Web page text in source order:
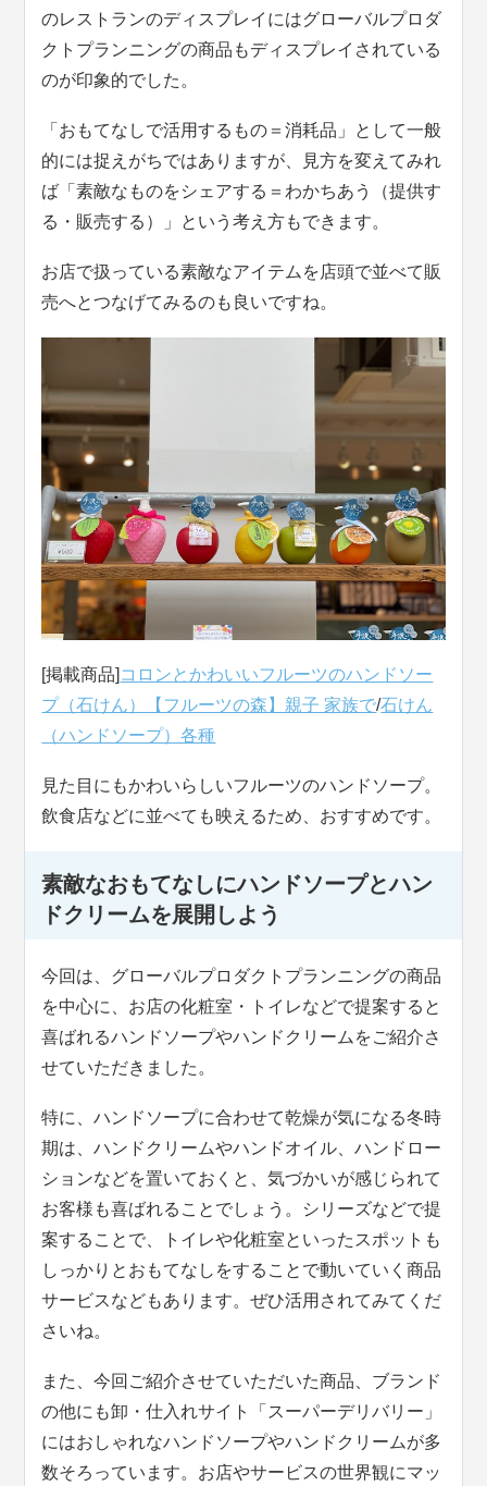
のレストランのディスプレイにはグローバルプロダ
クトプランニングの商品もディスプレイされている
のが印象的でした。
「おもてなしで活用するもの＝消耗品」として一般
的には捉えがちではありますが、見方を変えてみれ
ば「素敵なものをシェアする＝わかちあう（提供す
る・販売する）」という考え方もできます。
お店で扱っている素敵なアイテムを店頭で並べて販
売へとつなげてみるのも良いですね。
[掲載商品] コロンとかわいいフルーツのハンドソー
プ（石けん）【フルーツの森】親子 家族で/石けん
（ハンドソープ）各種
見た目にもかわいらしいフルーツのハンドソープ。
飲食店などに並べても映えるため、おすすめです。
素敵なおもてなしにハンドソープとハン
ドクリームを展開しよう
今回は、グローバルプロダクトプランニングの商品
を中心に、お店の化粧室・トイレなどで提案すると
喜ばれるハンドソープやハンドクリームをご紹介さ
せていただきました。
特に、ハンドソープに合わせて乾燥が気になる冬時
期は、ハンドクリームやハンドオイル、ハンドロー
ションなどを置いておくと、気づかいが感じられて
お客様も喜ばれることでしょう。シリーズなどで提
案することで、トイレや化粧室といったスポットも
しっかりとおもてなしをすることで動いていく商品
サービスなどもあります。ぜひ活用されてみてくだ
さいね。
また、今回ご紹介させていただいた商品、ブランド
の他にも卸・仕入れサイト「スーパーデリバリー」
にはおしゃれなハンドソープやハンドクリームが多
数そろっています。お店やサービスの世界観にマッ